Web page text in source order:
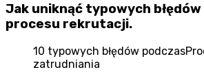
Jak uniknąć typowych
procesu rekrutacji.
10 typowych błędów
zatrudniania